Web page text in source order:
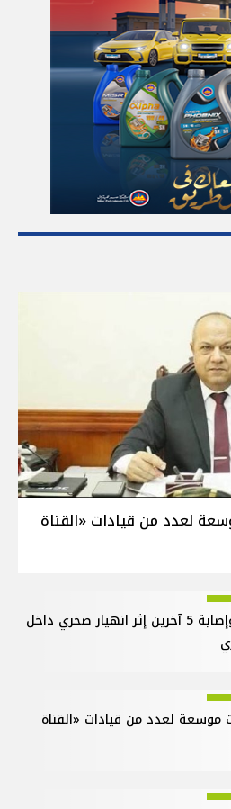
لعدد من قيادات «القناة
وفاة عامل وإصابة 5 آخرين إثر انهيار صخري داخل
موسعة لعدد من قيادات «القناة